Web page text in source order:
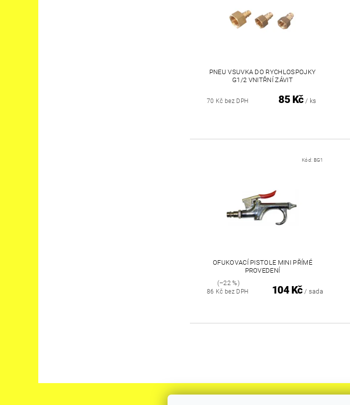
PNEU VSUVKA DO RYCHLOSPOJKY
G1/2 VNITŘNÍ ZÁVIT
70 Kč bez DPH 85 Kč / ks
Kód: BG1
OFUKOVACÍ PISTOLE MINI PŘÍMÉ
PROVEDENÍ
(–22 %)
86 Kč bez DPH 104 Kč / sada